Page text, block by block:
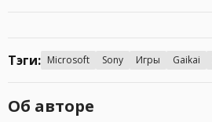
Тэги: Microsoft Sony Игры Gaikai
Об авторе